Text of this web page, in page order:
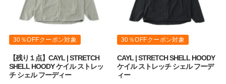
30％OFFクーポン対象
【残り１点】CAYL | STRETCH
SHELL HOODY ケイル ストレッ
チ シェル フーディー
30％OFFクーポン対象
CAYL | STRETCH SHELL HOODY
ケイル ストレッチ シェル フーデ
ィー